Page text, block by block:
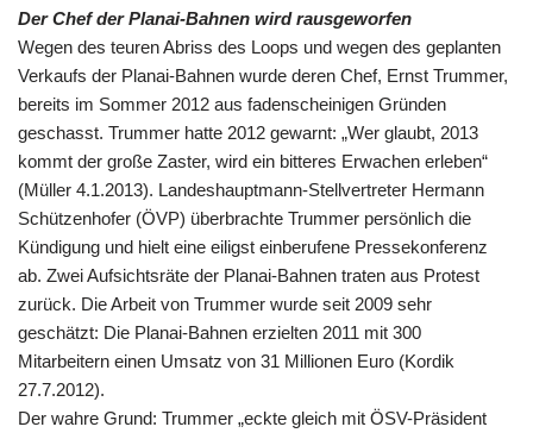
Der Chef der Planai-Bahnen wird rausgeworfen
Wegen des teuren Abriss des Loops und wegen des geplanten
Verkaufs der Planai-Bahnen wurde deren Chef, Ernst Trummer,
bereits im Sommer 2012 aus fadenscheinigen Gründen
geschasst. Trummer hatte 2012 gewarnt: „Wer glaubt, 2013
kommt der große Zaster, wird ein bitteres Erwachen erleben“
(Müller 4.1.2013). Landeshauptmann-Stellvertreter Hermann
Schützenhofer (ÖVP) überbrachte Trummer persönlich die
Kündigung und hielt eine eiligst einberufene Pressekonferenz
ab. Zwei Aufsichtsräte der Planai-Bahnen traten aus Protest
zurück. Die Arbeit von Trummer wurde seit 2009 sehr
geschätzt: Die Planai-Bahnen erzielten 2011 mit 300
Mitarbeitern einen Umsatz von 31 Millionen Euro (Kordik
27.7.2012).
Der wahre Grund: Trummer „eckte gleich mit ÖSV-Präsident